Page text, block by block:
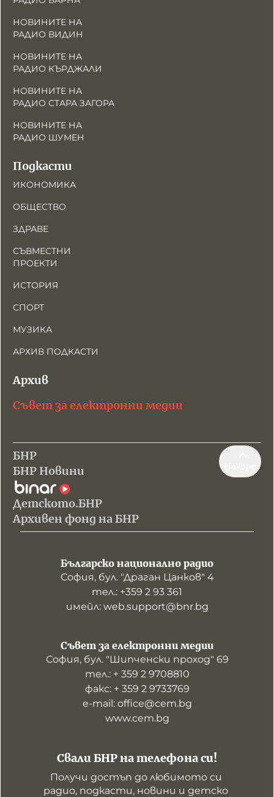
НОВИНИТЕ НА
РАДИО ВИДИН
НОВИНИТЕ НА
РАДИО КЪРДЖАЛИ
НОВИНИТЕ НА
РАДИО СТАРА ЗАГОРА
НОВИНИТЕ НА
РАДИО ШУМЕН
Подкасти
ИКОНОМИКА
ОБЩЕСТВО
ЗДРАВЕ
СЪВМЕСТНИ
ПРОЕКТИ
ИСТОРИЯ
СПОРТ
МУЗИКА
АРХИВ ПОДКАСТИ
Архив
Съвет за електронни медии
БНР
БНР Новини
Детското.БНР
Архивен фонд на БНР
Българско национално радио
София, бул. "Драган Цанков" 4
тел.: +359 2 93 361
имейл: web.support@bnr.bg
Свали БНР на телефона си!
Получи достъп до любимото си
радио, подкасти, новини и детско
Съвет за електронни медии
София, бул. "Шипченски проход" 69
тел.: + 359 2 9708810
факс: + 359 2 9733769
е-mail: office@cem.bg
www.cem.bg